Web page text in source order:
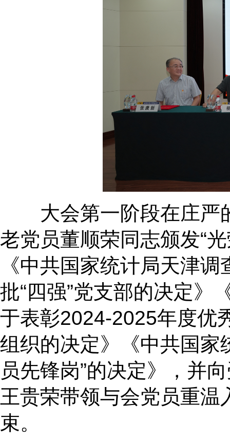
大会第一阶段在庄严
老党员董顺荣同志颁发“
《中共国家统计局天津
批“四强”党支部的决定》
于表彰2024-2025年度优
组织的决定》《中共国家
员先锋岗”的决定》，并
王贵荣带领与会党员重
束。